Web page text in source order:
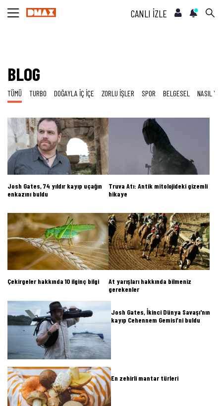
CANLI İZLE
BLOG
TÜMÜ TURBO DOĞAYLA İÇ İÇE ZORLU İŞLER SPOR BELGESEL NASIL
Josh Gates, 74 yıldır kayıp uçağın
enkazını buldu
Truva Atı: Antik mitolojideki gizemli
hikaye
Çekirgeler hakkında 10 ilginç bilgi
At yarışları hakkında bilmeniz
gerekenler
Josh Gates, İkinci Dünya Savaşı'nın
kayıp Cehennem Gemisi’ni buldu
En zehirli mantar türleri